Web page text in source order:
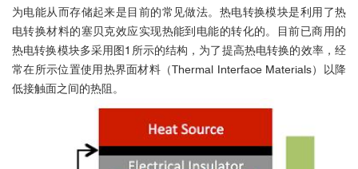
为电能从而存储起来是目前的常见做法。热电转换模块是利用了热
电转换材料的塞贝克效应实现热能到电能的转化的。目前已商用的
热电转换模块多采用图1所示的结构，为了提高热电转换的效率，经
常在所示位置使用热界面材料（Thermal Interface Materials）以降
低接触面之间的热阻。